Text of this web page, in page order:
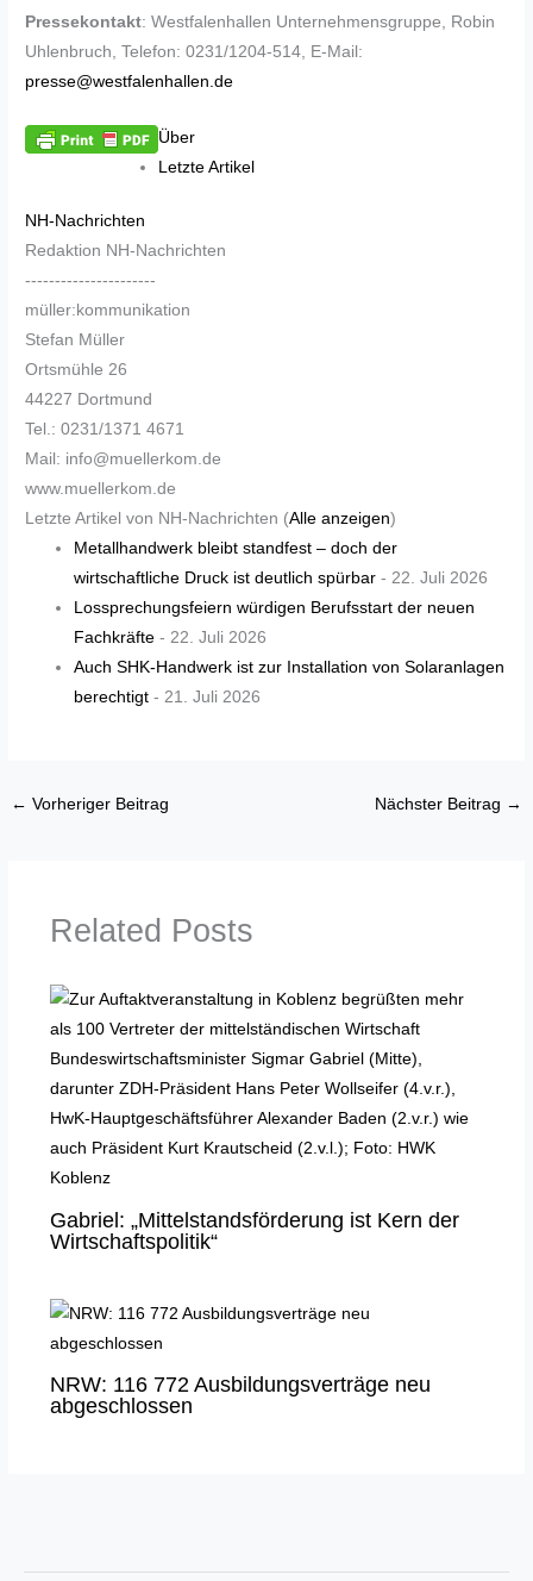
Pressekontakt: Westfalenhallen Unternehmensgruppe, Robin
Uhlenbruch, Telefon: 0231/1204-514, E-Mail:
presse@westfalenhallen.de
Über
Letzte Artikel
NH-Nachrichten
Redaktion NH-Nachrichten
----------------------
müller:kommunikation
Stefan Müller
Ortsmühle 26
44227 Dortmund
Tel.: 0231/1371 4671
Mail: info@muellerkom.de
www.muellerkom.de
Letzte Artikel von NH-Nachrichten (Alle anzeigen)
Metallhandwerk bleibt standfest – doch der
wirtschaftliche Druck ist deutlich spürbar - 22. Juli 2026
Lossprechungsfeiern würdigen Berufsstart der neuen
Fachkräfte - 22. Juli 2026
Auch SHK-Handwerk ist zur Installation von Solaranlagen
berechtigt - 21. Juli 2026
← Vorheriger Beitrag Nächster Beitrag →
Related Posts
Gabriel: „Mittelstandsförderung ist Kern der
Wirtschaftspolitik“
NRW: 116 772 Ausbildungsverträge neu
abgeschlossen